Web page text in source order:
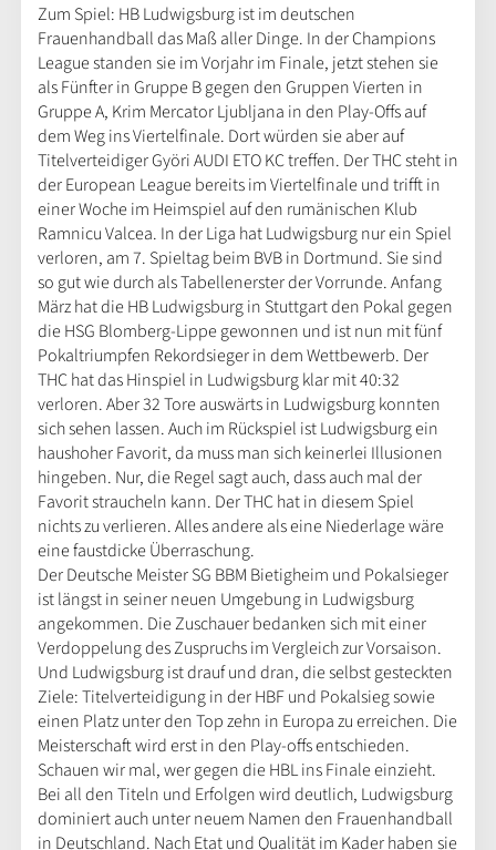
Zum Spiel: HB Ludwigsburg ist im deutschen
Frauenhandball das Maß aller Dinge. In der Champions
League standen sie im Vorjahr im Finale, jetzt stehen sie
als Fünfter in Gruppe B gegen den Gruppen Vierten in
Gruppe A, Krim Mercator Ljubljana in den Play-Offs auf
dem Weg ins Viertelfinale. Dort würden sie aber auf
Titelverteidiger Györi AUDI ETO KC treffen. Der THC steht in
der European League bereits im Viertelfinale und trifft in
einer Woche im Heimspiel auf den rumänischen Klub
Ramnicu Valcea. In der Liga hat Ludwigsburg nur ein Spiel
verloren, am 7. Spieltag beim BVB in Dortmund. Sie sind
so gut wie durch als Tabellenerster der Vorrunde. Anfang
März hat die HB Ludwigsburg in Stuttgart den Pokal gegen
die HSG Blomberg-Lippe gewonnen und ist nun mit fünf
Pokaltriumpfen Rekordsieger in dem Wettbewerb. Der
THC hat das Hinspiel in Ludwigsburg klar mit 40:32
verloren. Aber 32 Tore auswärts in Ludwigsburg konnten
sich sehen lassen. Auch im Rückspiel ist Ludwigsburg ein
haushoher Favorit, da muss man sich keinerlei Illusionen
hingeben. Nur, die Regel sagt auch, dass auch mal der
Favorit straucheln kann. Der THC hat in diesem Spiel
nichts zu verlieren. Alles andere als eine Niederlage wäre
eine faustdicke Überraschung.
Der Deutsche Meister SG BBM Bietigheim und Pokalsieger
ist längst in seiner neuen Umgebung in Ludwigsburg
angekommen. Die Zuschauer bedanken sich mit einer
Verdoppelung des Zuspruchs im Vergleich zur Vorsaison.
Und Ludwigsburg ist drauf und dran, die selbst gesteckten
Ziele: Titelverteidigung in der HBF und Pokalsieg sowie
einen Platz unter den Top zehn in Europa zu erreichen. Die
Meisterschaft wird erst in den Play-offs entschieden.
Schauen wir mal, wer gegen die HBL ins Finale einzieht.
Bei all den Titeln und Erfolgen wird deutlich, Ludwigsburg
dominiert auch unter neuem Namen den Frauenhandball
in Deutschland. Nach Etat und Qualität im Kader haben sie